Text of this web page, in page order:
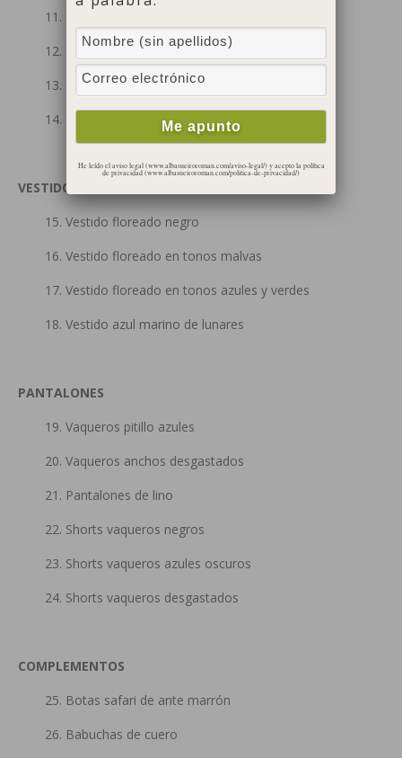
11. Camiseta marinera
12. Camiseta de tirantes negra
13. Camiseta de tirantes blanca
14. Top de tirantes azul marino
VESTIDOS
15. Vestido floreado negro
16. Vestido floreado en tonos malvas
17. Vestido floreado en tonos azules y verdes
18. Vestido azul marino de lunares
PANTALONES
19. Vaqueros pitillo azules
20. Vaqueros anchos desgastados
21. Pantalones de lino
22. Shorts vaqueros negros
23. Shorts vaqueros azules oscuros
24. Shorts vaqueros desgastados
COMPLEMENTOS
25. Botas safari de ante marrón
26. Babuchas de cuero
He leído el aviso legal (www.albasueiroroman.com/aviso-legal/) y acepto la política
de privacidad (www.albasueiroroman.com/politica-de-privacidad/)